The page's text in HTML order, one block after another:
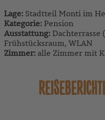
Lage: Stadtteil Monti im
Kategorie: Pension
Ausstattung: Dachterrasse
Frühstücksraum, WLAN
Zimmer:alle Zimmer mit